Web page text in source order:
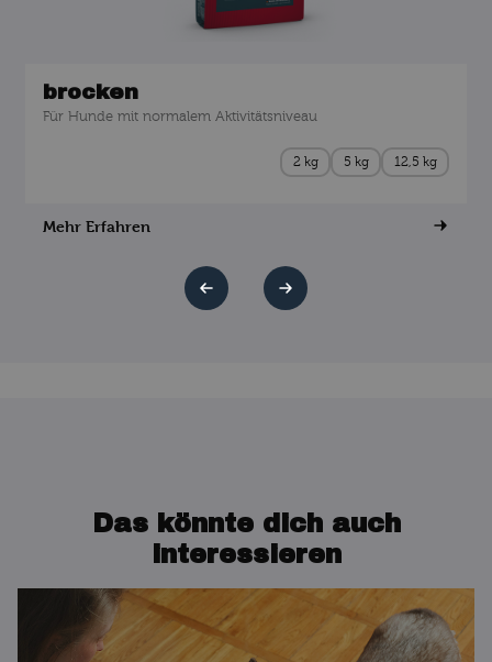
brocken
Für Hunde mit normalem Aktivitätsniveau
2 kg 5 kg 12,5 kg
Mehr Erfahren
Das könnte dich auch
interessieren